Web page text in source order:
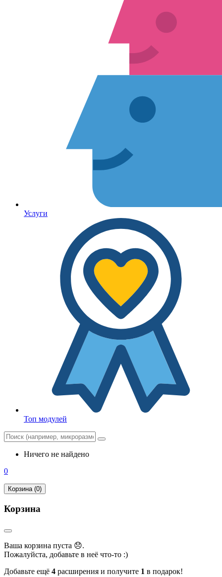
Услуги
Топ модулей
Ничего не найдено
0
Корзина (0)
Корзина
Ваша корзина пуста 😞.
Пожалуйста, добавьте в неё что-то :)
Добавьте ещё 4 расширения и получите 1 в подарок!